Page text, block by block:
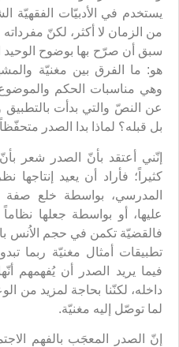
يستخدم في الأدبيّات الفقهيّة
من الزمان لا أكثر، لكنّ
هو: ما الفرق بين مغنيّة
وهي مناسبات الحكم والموضوع
عن النصّ والتي بدأت
بل قبله؟ لماذا بدا الصدر متحفّظاً
إنّني أعتقد بأنّ الصدر شعر
كثيراً؛ فأراد أن يعيد إنتاجها
المدرسي، بواسطة خلع صفة
عليها، أو بواسطة جعلها نظاماً
فالقضيّة تكمن في حجم الاُنس
تطبيقات أمثال مغنيّة ربما
فيما يريد الصدر أن يُفهمهم
داخله، لكنّنا بحاجة لمزيد من
لما توصّل إليه مغنيّة.
إنّ الصدر المعجَب بالفهم